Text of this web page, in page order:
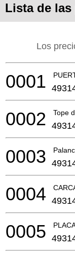
Lista de las
Los
0001
Tope
0002
0003
0004
0005